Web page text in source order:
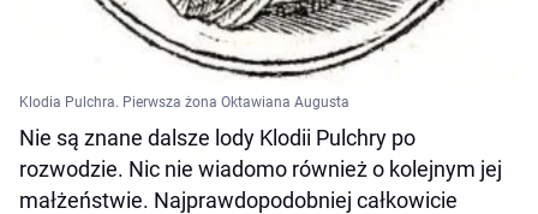
Klodia Pulchra. Pierwsza żona Oktawiana Augusta
Nie są znane dalsze lody Klodii Pulchry po
rozwodzie. Nic nie wiadomo również o kolejnym jej
małżeństwie. Najprawdopodobniej całkowicie